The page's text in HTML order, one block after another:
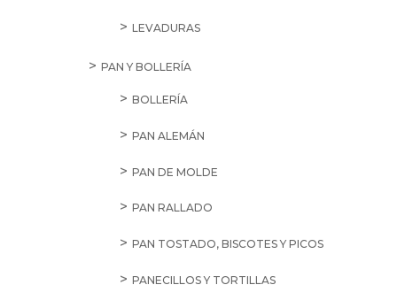
LEVADURAS
PAN Y BOLLERÍA
BOLLERÍA
PAN ALEMÁN
PAN DE MOLDE
PAN RALLADO
PAN TOSTADO, BISCOTES Y PICOS
PANECILLOS Y TORTILLAS